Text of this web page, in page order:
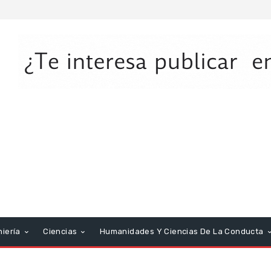
Ciencias Humanidades Y Ciencias De La Conducta